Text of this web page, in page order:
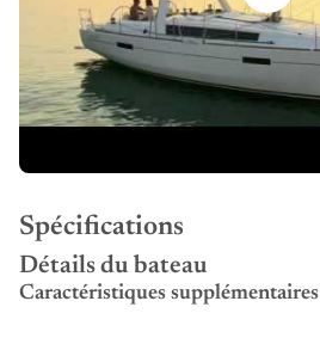
Spécifications
Détails du bateau
Caractéristiques supplémentaires